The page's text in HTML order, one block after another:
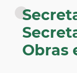
Obras